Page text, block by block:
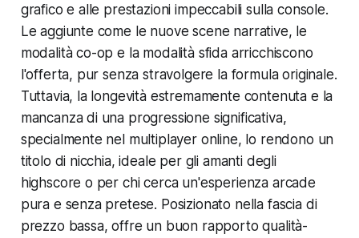
grafico e alle prestazioni impeccabili sulla console.
Le aggiunte come le nuove scene narrative, le
modalità co-op e la modalità sfida arricchiscono
l'offerta, pur senza stravolgere la formula originale.
Tuttavia, la longevità estremamente contenuta e la
mancanza di una progressione significativa,
specialmente nel multiplayer online, lo rendono un
titolo di nicchia, ideale per gli amanti degli
highscore o per chi cerca un'esperienza arcade
pura e senza pretese. Posizionato nella fascia di
prezzo bassa, offre un buon rapporto qualità-